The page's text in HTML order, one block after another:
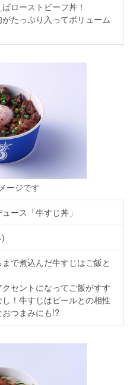
ローストビーフ丼！
たっぷり入ってボリューム
ージです
ース「牛すじ丼」
まで煮込んだ牛すじはご飯と
セントになってご飯がすす
！牛すじはビールとの相性
つまみにも!?